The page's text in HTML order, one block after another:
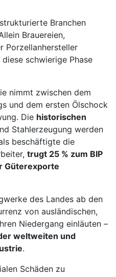
Branchen
Brauereien,
Porzellanhersteller
schwierige Phase
nimmt zwischen dem
und dem ersten Ölschock
Die historischen
Stahlerzeugung werden
beschäftigte die
trugt 25 % zum BIP
Güterexporte
des Landes ab den
von ausländischen,
Niedergang einläuten –
weltweiten und
.
Schäden zu